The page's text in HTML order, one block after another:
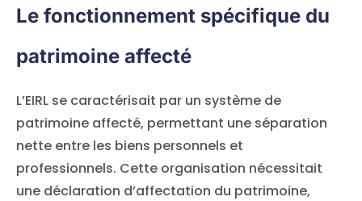
Le fonctionnement spécifique du
patrimoine affecté
L’EIRL se caractérisait par un système de
patrimoine affecté, permettant une séparation
nette entre les biens personnels et
professionnels. Cette organisation nécessitait
une déclaration d’affectation du patrimoine,